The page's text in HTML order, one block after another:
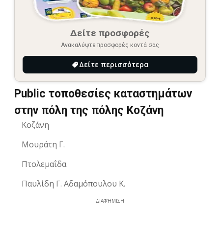
Δείτε προσφορές
Ανακαλύψτε προσφορές κοντά σας
Δείτε περισσότερα
Public τοποθεσίες καταστημάτων
στην πόλη της πόλης Κοζάνη
Κοζάνη
Μουράτη Γ.
Πτολεμαΐδα
Παυλίδη Γ. Αδαμόπουλου Κ.
ΔΙΑΦΉΜΙΣΗ